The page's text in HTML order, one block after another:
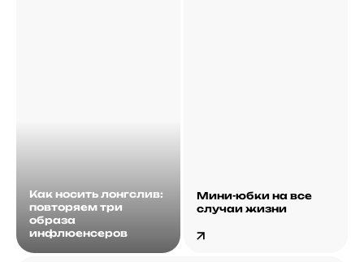
Как носить лонгслив:
повторяем три
образа
инфлюенсеров
Мини-юбки на все
случаи жизни